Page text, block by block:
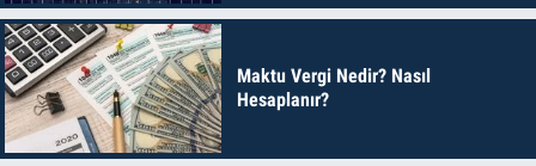
Maktu Vergi Nedir? Nasıl
Hesaplanır?